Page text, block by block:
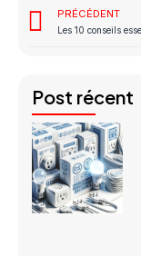
PRÉCÉDENT
Post récent